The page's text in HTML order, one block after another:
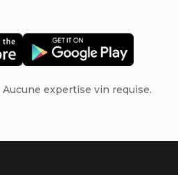
expertise vin requise.